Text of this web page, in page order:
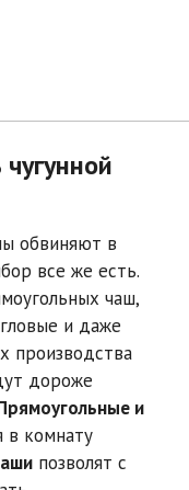
обвиняют в
все же есть.
чаш,
и даже
производства
дороже
и
в комнату
позволят с